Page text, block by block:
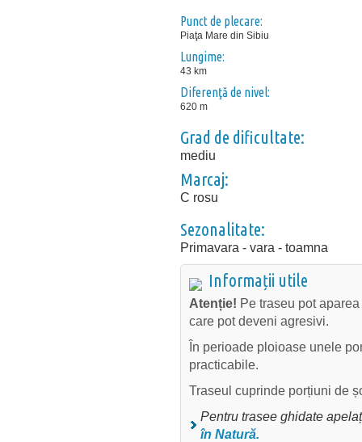
Punct de plecare:
Piaţa Mare din Sibiu
Lungime:
43 km
Diferenţă de nivel:
620 m
Grad de dificultate:
mediu
Marcaj:
C rosu
Sezonalitate:
Primavara - vara - toamna
Informații utile
Atenție! Pe traseu pot
care pot deveni agresivi.
În perioade ploioase unele
practicabile.
Traseul cuprinde porțiuni de
Pentru trasee ghidate
în Natură.